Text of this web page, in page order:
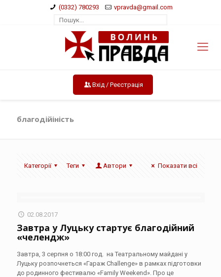
(0332) 780293 vpravda@gmail.com
Вхід / Реєстрація
благодійіність
Категорії Теги Автори Показати всі
02.08.2017
Завтра у Луцьку стартує благодійний
«челендж»
Завтра, 3 серпня о 18:00 год. на Театральному майдані у
Луцьку розпочнеться «Гараж Challenge» в рамках підготовки
до родинного фестивалю «Family Weekend». Про це